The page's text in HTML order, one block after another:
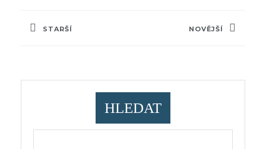
příspěvek
STARŠÍ NOVĚJŠÍ
HLEDAT